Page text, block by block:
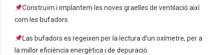
Construïm i implantem les noves graelles de ventilació així
com les bufadors.
Las bufadors es regeixen per la lectura d’un oxímetre, per a
la millor eficiència energètica i de depuració.